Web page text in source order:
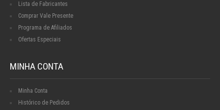
Lista de Fabricantes
Comprar Vale Presente
Programa de Afiliados
Ofertas Especiais
MINHA CONTA
Minha Conta
Histórico de Pedidos